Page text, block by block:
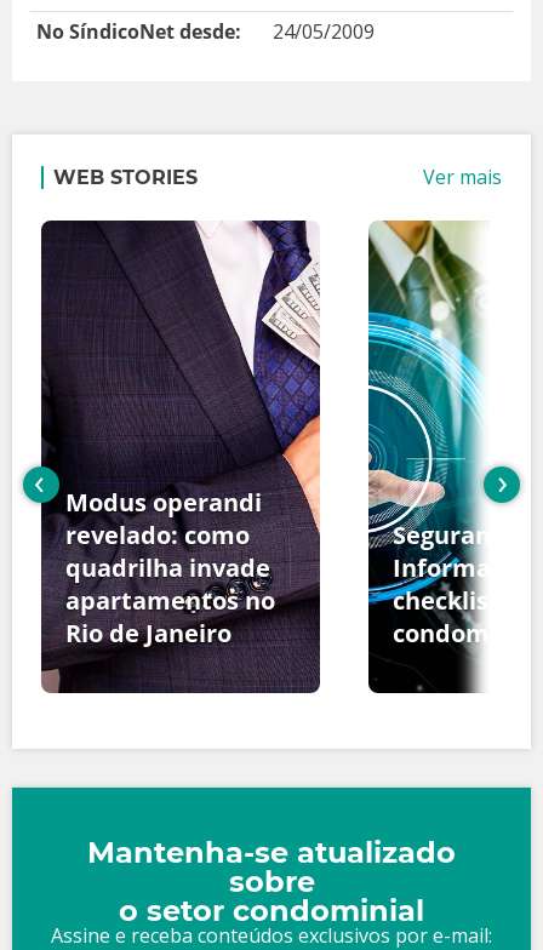
No SíndicoNet desde:
24/05/2009
WEB STORIES Ver mais
Modus operandi
revelado: como
quadrilha invade
apartamentos no
Rio de Janeiro
Segurança
Informação:
checklist
‹ ›
Mantenha-se atualizado
sobre
o setor condominial
Assine e receba conteúdos exclusivos por e-mail: